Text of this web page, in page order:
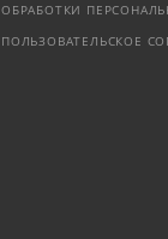
ОБРАБОТКИ
ПОЛЬЗОВАТЕЛЬСКОЕ